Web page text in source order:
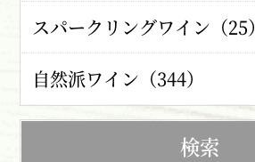
スパークリングワイン（25）
自然派ワイン（344）
検索